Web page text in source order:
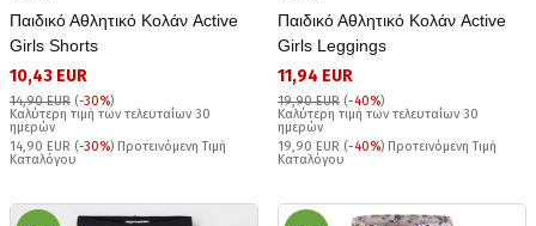
Παιδικό Αθλητικό Κολάν Active
Girls Shorts
10,43 EUR
14,90 EUR (-30%)
Καλύτερη τιμή των τελευταίων 30
ημερών
14,90 EUR (-30%) Προτεινόμενη Τιμή
Καταλόγου
Παιδικό Αθλητικό Κολάν Active
Girls Leggings
11,94 EUR
19,90 EUR (-40%)
Καλύτερη τιμή των τελευταίων 30
ημερών
19,90 EUR (-40%) Προτεινόμενη Τιμή
Καταλόγου